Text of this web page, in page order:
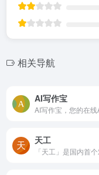
相关导航
AI写作宝
天工